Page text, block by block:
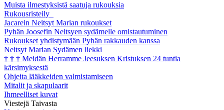
Muista ilmestyksistä saatuja rukouksia
Rukousristeily
Jacarein Neitsyt Marian rukoukset
Pyhän Joosefin Neitsyen sydämelle omistautuminen
Rukoukset yhdistymään Pyhän rakkauden kanssa
Neitsyt Marian Sydämen liekki
† † † Meidän Herramme Jeesuksen Kristuksen 24 tuntia
kärsimyksestä
Ohjeita lääkkeiden valmistamiseen
Mitalit ja skapulaarit
Ihmeelliset kuvat
Viestejä Taivasta